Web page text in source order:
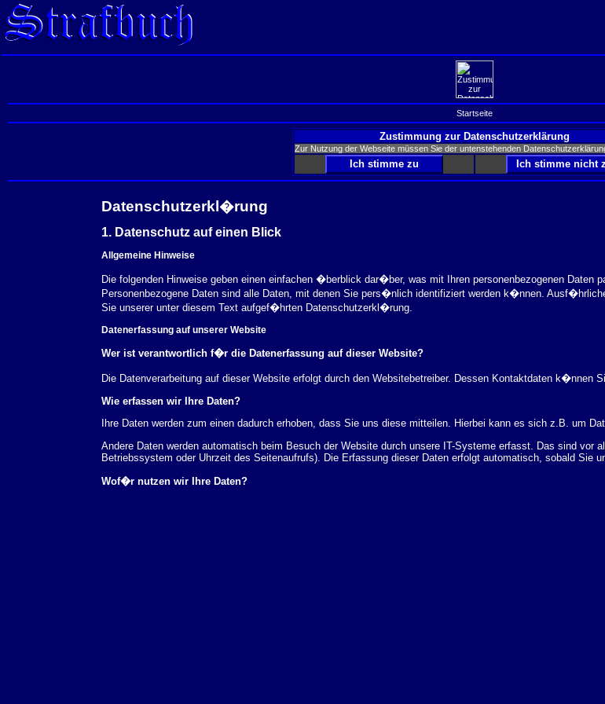
Startseite
Zustimmung zur Datenschutzerklärung
Zur Nutzung der Webseite müssen Sie der untenstehenden
Datenschutzerkl�rung
1. Datenschutz auf einen Blick
Allgemeine Hinweise
Die folgenden Hinweise geben einen einfachen �berblick dar�ber, was mit Ihren personenbezogenen Daten
Personenbezogene Daten sind alle Daten, mit denen Sie pers�nlich identifiziert werden k�nnen.
Sie unserer unter diesem Text aufgef�hrten Datenschutzerkl�rung.
Datenerfassung auf unserer Website
Wer ist verantwortlich f�r die Datenerfassung auf dieser Website?
Die Datenverarbeitung auf dieser Website erfolgt durch den Websitebetreiber. Dessen Kontaktdaten k�nnen
Wie erfassen wir Ihre Daten?
Ihre Daten werden zum einen dadurch erhoben, dass Sie uns diese mitteilen. Hierbei kann es sich z.B. um
Andere Daten werden automatisch beim Besuch der Website durch unsere IT-Systeme erfasst. Das sind vor
Betriebssystem oder Uhrzeit des Seitenaufrufs). Die Erfassung dieser Daten erfolgt automatisch, sobald Sie
Wof�r nutzen wir Ihre Daten?